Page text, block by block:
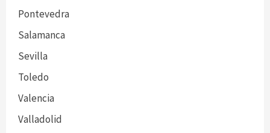
Pontevedra
Salamanca
Sevilla
Toledo
Valencia
Valladolid